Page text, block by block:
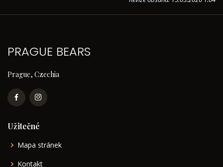
PRAGUE BEARS
Prague, Czechia
Užitečné
Mapa stránek
Kontakt